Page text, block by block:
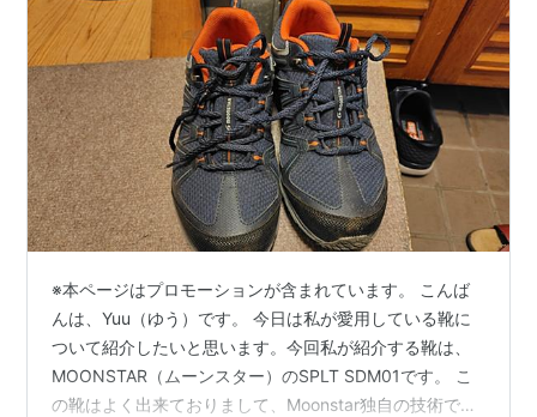
※本ページはプロモーションが含まれています。 こんば
んは、Yuu（ゆう）です。 今日は私が愛用している靴に
ついて紹介したいと思います。今回私が紹介する靴は、
MOONSTAR（ムーンスター）のSPLT SDM01です。 こ
の靴はよく出来ておりまして、Moonstar独自の技術であ